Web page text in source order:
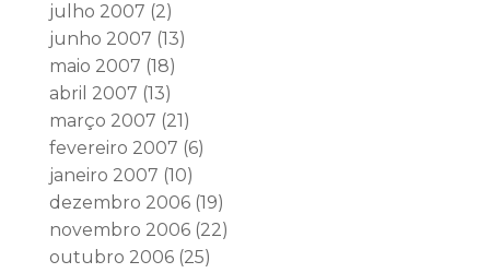
julho 2007 (2)
junho 2007 (13)
maio 2007 (18)
abril 2007 (13)
março 2007 (21)
fevereiro 2007 (6)
janeiro 2007 (10)
dezembro 2006(19)
novembro 2006(22)
outubro 2006(25)